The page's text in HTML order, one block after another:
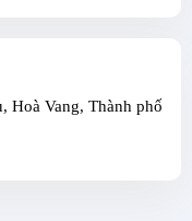
Hoà Vang, Thành phố